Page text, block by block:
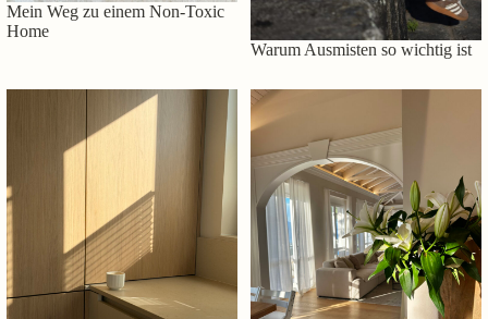
Mein Weg zu einem Non-Toxic
Home
Warum Ausmisten so wichtig ist